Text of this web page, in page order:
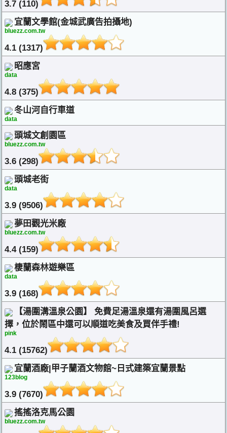
3.7 (110)
宜蘭文學館(金城武廣告拍攝地)
bluezz.com.tw
4.1 (1317)
昭應宮
data
4.8 (375)
冬山河自行車道
data
頭城文創園區
bluezz.com.tw
3.6 (298)
頭城老街
data
3.9 (9506)
夢田觀光米廠
bluezz.com.tw
4.4 (159)
棲蘭森林遊樂區
data
3.9 (168)
【湯圍溝溫泉公園】 免費足湯溫泉還有湯圍風呂選
擇，位於鬧區中還可以順道吃美食及買伴手禮!
pink
4.1 (15762)
宜蘭酒廠|甲子蘭酒文物館~日式建築宜蘭景點
123blog
3.9 (7670)
搖搖洛克馬公園
bluezz.com.tw